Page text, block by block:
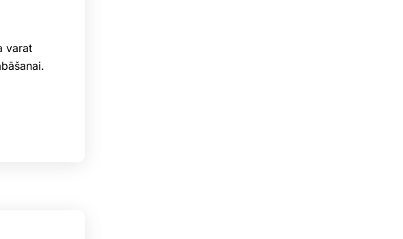
varat